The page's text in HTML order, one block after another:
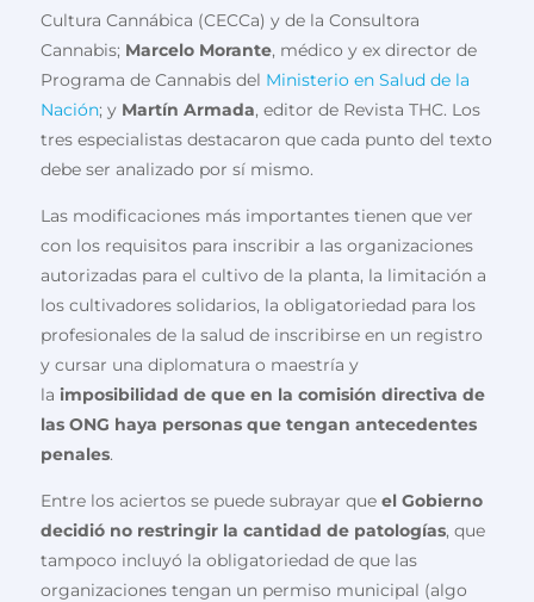
Cultura Cannábica (CECCa) y de la Consultora
Cannabis; Marcelo Morante, médico y ex director de
Programa de Cannabis del Ministerio en Salud de la
Nación; y Martín Armada, editor de Revista THC. Los
tres especialistas destacaron que cada punto del texto
debe ser analizado por sí mismo.
Las modificaciones más importantes tienen que ver
con los requisitos para inscribir a las organizaciones
autorizadas para el cultivo de la planta, la limitación a
los cultivadores solidarios, la obligatoriedad para los
profesionales de la salud de inscribirse en un registro
y cursar una diplomatura o maestría y
laimposibilidad de que en la comisión directiva de
las ONG haya personas que tengan antecedentes
penales.
Entre los aciertos se puede subrayar queel Gobierno
decidió no restringir la cantidad de patologías, que
tampoco incluyó la obligatoriedad de que las
organizaciones tengan un permiso municipal (algo